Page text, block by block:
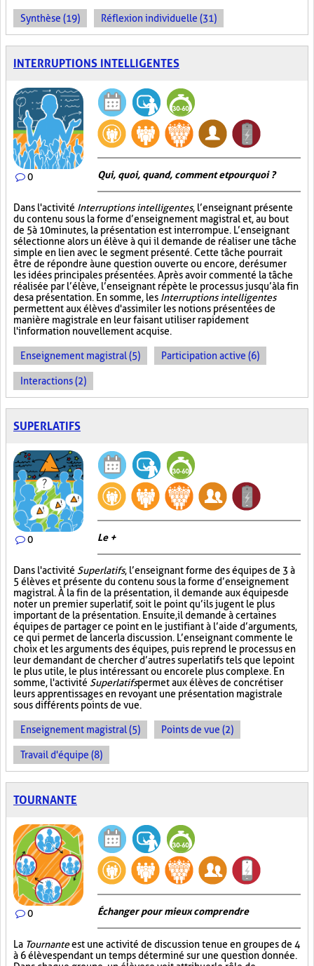
Synthèse (19) Réflexion individuelle (31)
INTERRUPTIONS INTELLIGENTES
0 Qui, quoi, quand, comment et pourquoi ?
Dans l'activité Interruptions intelligentes, l’enseignant présente
du contenu sous la forme d’enseignement magistral et, au bout
de 5 à 10 minutes, la présentation est interrompue. L’enseignant
sélectionne alors un élève à qui il demande de réaliser une tâche
simple en lien avec le segment présenté. Cette tâche pourrait
être de répondre à une question ouverte ou encore, de résumer
les idées principales présentées. Après avoir commenté la tâche
réalisée par l’élève, l’enseignant répète le processus jusqu’à la fin
de sa présentation. En somme, les Interruptions intelligentes
permettent aux élèves d'assimiler les notions présentées de
manière magistrale en leur faisant utiliser rapidement
l'information nouvellement acquise.
Enseignement magistral (5) Participation active (6)
Interactions (2)
SUPERLATIFS
0 Le +
Dans l'activité Superlatifs, l’enseignant forme des équipes de 3 à
5 élèves et présente du contenu sous la forme d’enseignement
magistral. À la fin de la présentation, il demande aux équipes de
noter un premier superlatif, soit le point qu’ils jugent le plus
important de la présentation. Ensuite, il demande à certaines
équipes de partager ce point en le justifiant à l’aide d’arguments,
ce qui permet de lancer la discussion. L’enseignant commente le
choix et les arguments des équipes, puis reprend le processus en
leur demandant de chercher d’autres superlatifs tels que le point
le plus utile, le plus intéressant ou encore le plus complexe. En
somme, l'activité Superlatifspermet aux élèves de concrétiser
leurs apprentissages en revoyant une présentation magistrale
sous différents points de vue.
Enseignement magistral (5) Points de vue (2)
Travail d'équipe (8)
TOURNANTE
0 Échanger pour mieux comprendre
La Tournanteest une activité de discussion tenue en groupes de 4
à 6 élèves pendant un temps déterminé sur une question donnée.